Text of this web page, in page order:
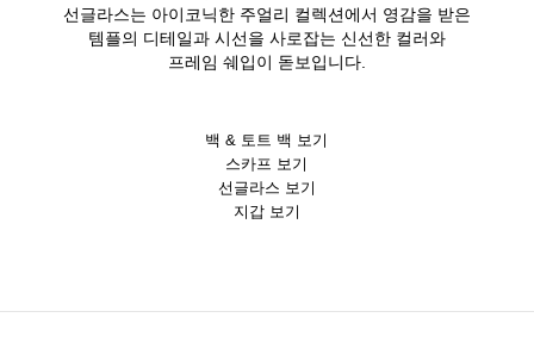
선글라스는 아이코닉한 주얼리 컬렉션에서 영감을 받은
템플의 디테일과 시선을 사로잡는 신선한 컬러와
프레임 쉐입이 돋보입니다.
백 & 토트 백 보기
스카프 보기
선글라스 보기
지갑 보기